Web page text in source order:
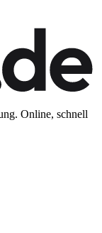
Online, schnell